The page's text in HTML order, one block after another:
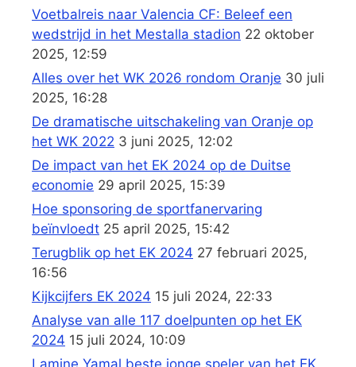
Voetbalreis naar Valencia CF: Beleef een
wedstrijd in het Mestalla stadion 22 oktober
2025, 12:59
Alles over het WK 2026 rondom Oranje 30 juli
2025, 16:28
De dramatische uitschakeling van Oranje op
het WK 2022 3 juni 2025, 12:02
De impact van het EK 2024 op de Duitse
economie 29 april 2025, 15:39
Hoe sponsoring de sportfanervaring
beïnvloedt 25 april 2025, 15:42
Terugblik op het EK 2024 27 februari 2025,
16:56
Kijkcijfers EK 2024 15 juli 2024, 22:33
Analyse van alle 117 doelpunten op het EK
2024 15 juli 2024, 10:09